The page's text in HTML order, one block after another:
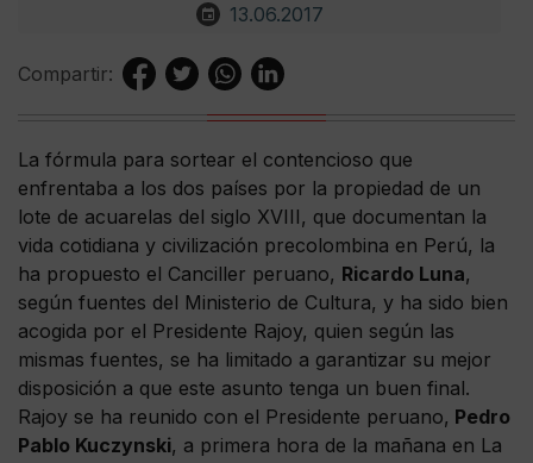
13.06.2017
Compartir:
La fórmula para sortear el contencioso que
enfrentaba a los dos países por la propiedad de un
lote de acuarelas del siglo XVIII, que documentan la
vida cotidiana y civilización precolombina en Perú, la
ha propuesto el Canciller peruano, Ricardo Luna,
según fuentes del Ministerio de Cultura, y ha sido bien
acogida por el Presidente Rajoy, quien según las
mismas fuentes, se ha limitado a garantizar su mejor
disposición a que este asunto tenga un buen final.
Rajoy se ha reunido con el Presidente peruano, Pedro
Pablo Kuczynski, a primera hora de la mañana en La